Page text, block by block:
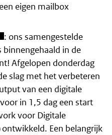
eigen mailbox
: ons samengestelde
in de
Afgelopen donderdag
slag met het verbeteren
van een digitale
in 1,5 dag een start
voor Digitale
ontwikkeld. Een belangrijk